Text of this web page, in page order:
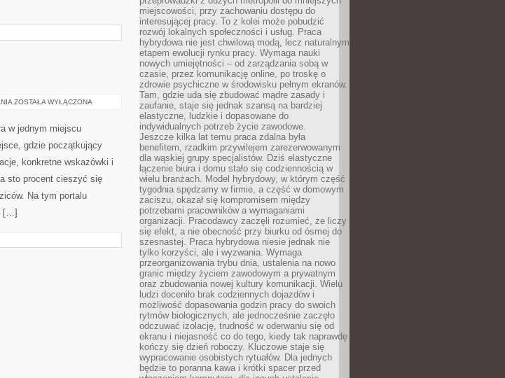
GRY
ZOSTAŁA WYŁĄCZONA
w jednym miejscu
gdzie początkujący
konkretne wskazówki i
sto procent cieszyć się
Na tym portalu
[…]
miejscowości, przy zachowaniu dostępu do
interesującej pracy. To z kolei może pobudzić
rozwój lokalnych społeczności i usług. Praca
hybrydowa nie jest chwilową modą, lecz naturalnym
etapem ewolucji rynku pracy. Wymaga nauki
nowych umiejętności – od zarządzania sobą w
czasie, przez komunikację online, po troskę o
zdrowie psychiczne w środowisku pełnym ekranów.
Tam, gdzie uda się zbudować mądre zasady i
zaufanie, staje się jednak szansą na bardziej
elastyczne, ludzkie i dopasowane do
indywidualnych potrzeb życie zawodowe.
Jeszcze kilka lat temu praca zdalna była
benefitem, rzadkim przywilejem zarezerwowanym
dla wąskiej grupy specjalistów. Dziś elastyczne
łączenie biura i domu stało się codziennością w
wielu branżach. Model hybrydowy, w którym część
tygodnia spędzamy w firmie, a część w domowym
zaciszu, okazał się kompromisem między
potrzebami pracowników a wymaganiami
organizacji. Pracodawcy zaczęli rozumieć, że liczy
się efekt, a nie obecność przy biurku od ósmej do
szesnastej. Praca hybrydowa niesie jednak nie
tylko korzyści, ale i wyzwania. Wymaga
przeorganizowania trybu dnia, ustalenia na nowo
granic między życiem zawodowym a prywatnym
oraz zbudowania nowej kultury komunikacji. Wielu
ludzi doceniło brak codziennych dojazdów i
możliwość dopasowania godzin pracy do swoich
rytmów biologicznych, ale jednocześnie zaczęło
odczuwać izolację, trudność w oderwaniu się od
ekranu i niejasność co do tego, kiedy tak naprawdę
kończy się dzień roboczy. Kluczowe staje się
wypracowanie osobistych rytuałów. Dla jednych
będzie to poranna kawa i krótki spacer przed